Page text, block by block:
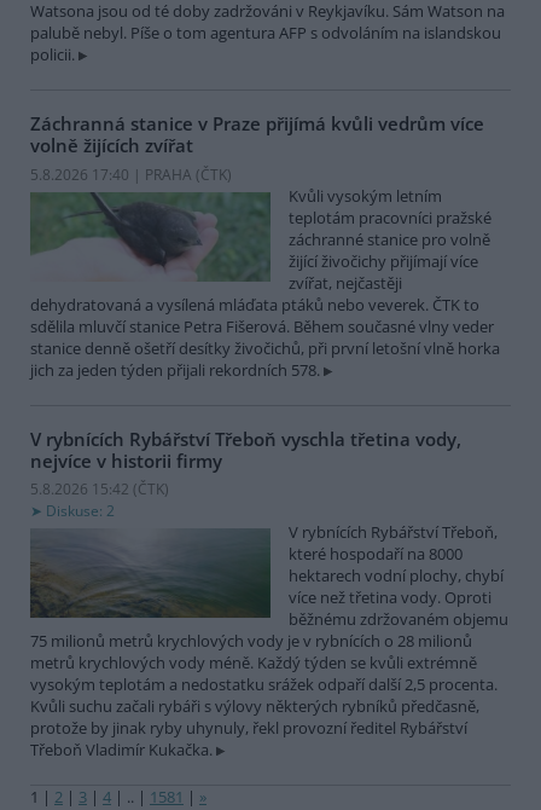
Watsona jsou od té doby zadržováni v Reykjavíku. Sám Watson na
palubě nebyl. Píše o tom agentura AFP s odvoláním na islandskou
policii.
Záchranná stanice v Praze přijímá kvůli vedrům více
volně žijících zvířat
5.8.2026 17:40 | PRAHA (ČTK)
Kvůli vysokým letním
teplotám pracovníci pražské
záchranné stanice pro volně
žijící živočichy přijímají více
zvířat, nejčastěji
dehydratovaná a vysílená mláďata ptáků nebo veverek. ČTK to
sdělila mluvčí stanice Petra Fišerová. Během současné vlny veder
stanice denně ošetří desítky živočichů, při první letošní vlně horka
jich za jeden týden přijali rekordních 578.
V rybnících Rybářství Třeboň vyschla třetina vody,
nejvíce v historii firmy
5.8.2026 15:42 (ČTK)
Diskuse: 2
V rybnících Rybářství Třeboň,
které hospodaří na 8000
hektarech vodní plochy, chybí
více než třetina vody. Oproti
běžnému zdržovaném objemu
75 milionů metrů krychlových vody je v rybnících o 28 milionů
metrů krychlových vody méně. Každý týden se kvůli extrémně
vysokým teplotám a nedostatku srážek odpaří další 2,5 procenta.
Kvůli suchu začali rybáři s výlovy některých rybníků předčasně,
protože by jinak ryby uhynuly, řekl provozní ředitel Rybářství
Třeboň Vladimír Kukačka.
1 | 2 | 3 | 4 | .. | 1581 | »